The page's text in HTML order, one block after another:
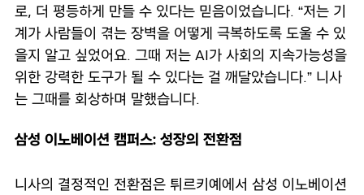
로, 더 평등하게 만들 수 있다는 믿음이었습니다. “저는 기
계가 사람들이 겪는 장벽을 어떻게 극복하도록 도울 수 있
을지 알고 싶었어요. 그때 저는 AI가 사회의 지속가능성을
위한 강력한 도구가 될 수 있다는 걸 깨달았습니다.” 니사
는 그때를 회상하며 말했습니다.
삼성 이노베이션 캠퍼스: 성장의 전환점
니사의 결정적인 전환점은 튀르키예에서 삼성 이노베이션